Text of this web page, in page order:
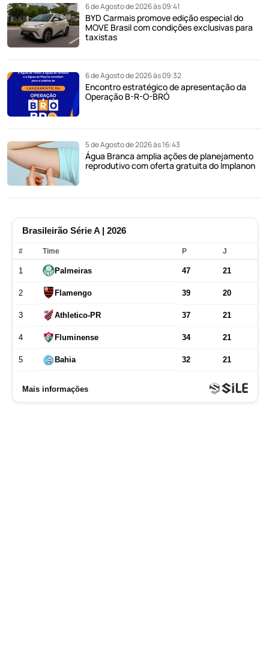
6 de Agosto de 2026 às 09:41
BYD Carmais promove edição especial do
MOVE Brasil com condições exclusivas para
taxistas
6 de Agosto de 2026 às 09:32
Encontro estratégico de apresentação da
Operação B-R-O-BRÓ
5 de Agosto de 2026 às 16:43
Água Branca amplia ações de planejamento
reprodutivo com oferta gratuita do Implanon